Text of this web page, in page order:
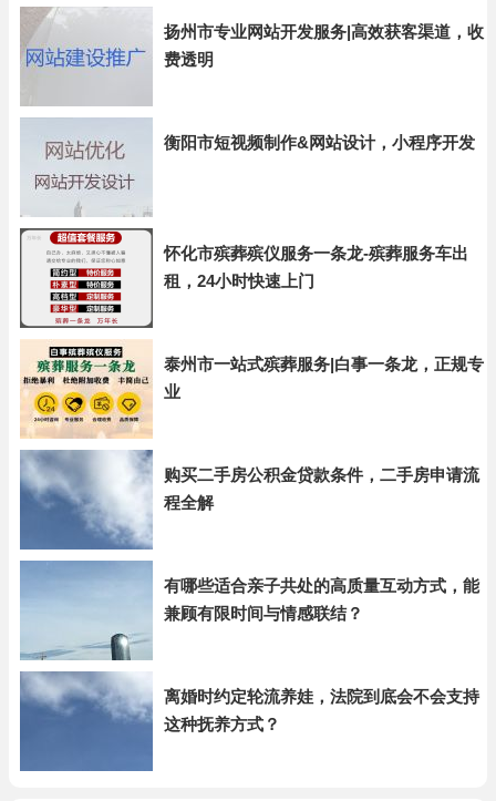
扬州市专业网站开发服务|高效获客渠道，收
费透明
衡阳市短视频制作&网站设计，小程序开发
怀化市殡葬殡仪服务一条龙-殡葬服务车出
租，24小时快速上门
泰州市一站式殡葬服务|白事一条龙，正规专
业
购买二手房公积金贷款条件，二手房申请流
程全解
有哪些适合亲子共处的高质量互动方式，能
兼顾有限时间与情感联结？
离婚时约定轮流养娃，法院到底会不会支持
这种抚养方式？